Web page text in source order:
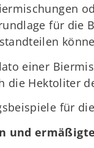
für die
einer
die Hektoliter
für
und